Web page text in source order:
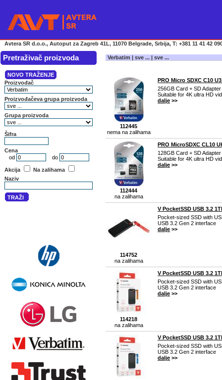
Avtera SR d.o.o., Autoput za Zagreb 41L, 11070 Belgrade, Srbija, T: +381 11 41 42
Pretraživač proizvoda Verbatim | sve ... | sve ...
112445
nema na zalihama
PRO Micro SDXC C10
256GB Card + SD Adapter
Suitable for 4K ultra HD
dalje >>
112444
na zalihama
PRO MicroSDXC CL10
128GB Card + SD Adapter
Suitable for 4K ultra HD
dalje >>
114752
na zalihama
V PocketSSD USB 3.2
Pocket-sized SSD with
USB 3.2 Gen 2 interface
dalje >>
114218
na zalihama
V PocketSSD USB 3.2
Pocket-sized SSD with
USB 3.2 Gen 2 interface
dalje >>
V PocketSSD USB 3.2
Pocket-sized SSD with
USB 3.2 Gen 2 interface
dalje >>